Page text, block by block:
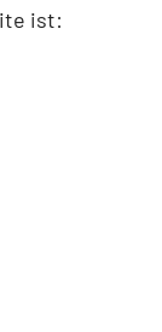
ist: